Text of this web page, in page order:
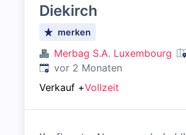
Diekirch
merken
Merbag S.A. Luxembourg
Veröffentlicht:
vor 2 Monaten
Verkauf +Vollzeit